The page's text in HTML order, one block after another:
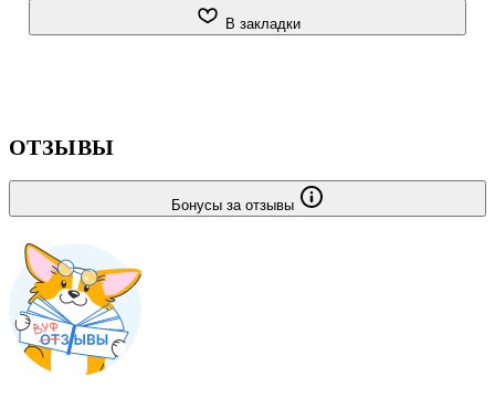
комитете «Свободная Германия» генерала Зейдлица. .
В закладки
ОТЗЫВЫ
Бонусы за отзывы